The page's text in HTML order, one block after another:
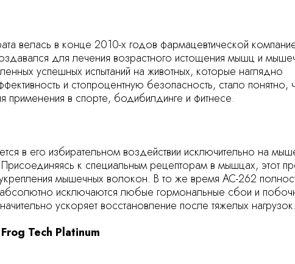
велась в конце 2010-х годов фармацевтической
для лечения возрастного истощения мышц и
успешных испытаний на животных, которые наглядно
и стопроцентную безопасность, стало понятно,
в спорте, бодибилдинге и фитнесе.
в его избирательном воздействии исключительно на
к специальным рецепторам в мышцах, этот
мышечных волокон. В то же время AC-262
абсолютно исключаются любые гормональные сбои и
ускоряет восстановление после тяжелых нагрузок.
Tech Platinum